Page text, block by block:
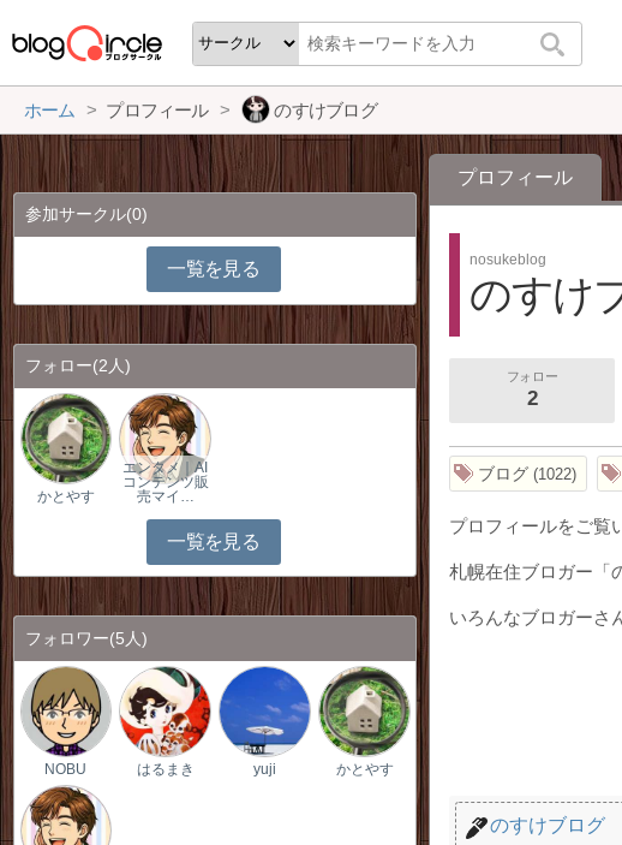
ホーム プロフィール のすけブログ
プロフィール
nosukeblog
のすけ
フォロー
2
ブログ 1022
プロフィールをご覧
札幌在住ブロガー「
いろんなブロガーさ
のすけブログ
参加サークル(0)
一覧を見る
フォロー(2人)
かとやす
エンタメ｜AI
コンテンツ販
売マイ…
一覧を見る
フォロワー(5人)
NOBU はるまき yuji かとやす